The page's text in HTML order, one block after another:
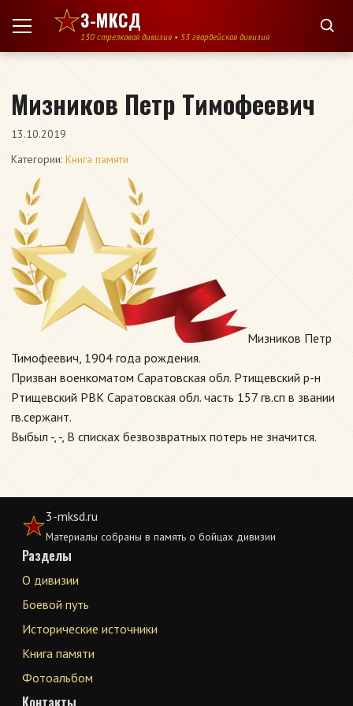
Перейти к содержимому
3-МКСД
130 стрелковая дивизия • 53 гвардейская дивизия
Мизников Петр Тимофеевич
13.10.2019
Категории: Книга памяти
Мизников Петр
Тимофеевич, 1904 года рождения.
Призван военкоматом Саратовская обл. Ртищевский р-н
Ртищевский РВК Саратовская обл. часть 157 гв.сп в звании
гв.сержант.
Выбыл -, -, В списках безвозвратных потерь не значится.
3-mksd.ru
Материалы собраны в память о бойцах дивизии
Разделы
О дивизии
Боевой путь
Исторические источники
Книга памяти
Фотоальбом
Контакты